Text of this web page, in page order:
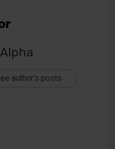
author's posts